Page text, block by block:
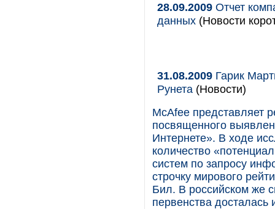
28.09.2009 Отчет
данных (Новости
31.08.2009 Гарик
Рунета (Новости)
McAfee представляет
посвященного
Интернете». В ходе
количество
систем по запросу
строчку мирового
Бил. В российском же
первенства досталась